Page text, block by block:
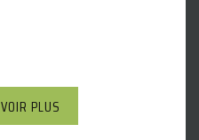
VOIR PLUS